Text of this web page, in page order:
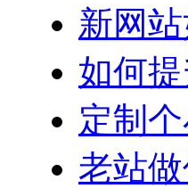
新网
如何
定制
老站